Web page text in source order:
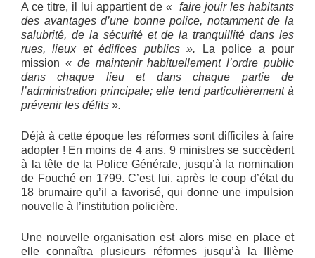
A ce titre, il lui appartient de « faire jouir les habitants
des avantages d’une bonne police, notamment de la
salubrité, de la sécurité et de la tranquillité dans les
rues, lieux et édifices publics ».
La police a pour
mission « de maintenir habituellement l’ordre public
dans chaque lieu et dans chaque partie de
l’administration principale; elle tend particulièrement à
prévenir les délits ».
Déjà à cette époque les réformes sont difficiles à faire
adopter ! En moins de 4 ans, 9 ministres se succèdent
à la tête de la Police Générale, jusqu’à la nomination
de Fouché en 1799. C’est lui, après le coup d’état du
18 brumaire qu’il a favorisé, qui donne une impulsion
nouvelle à l’institution policière.
Une nouvelle organisation est alors mise en place et
elle connaîtra plusieurs réformes jusqu’à la IIIème